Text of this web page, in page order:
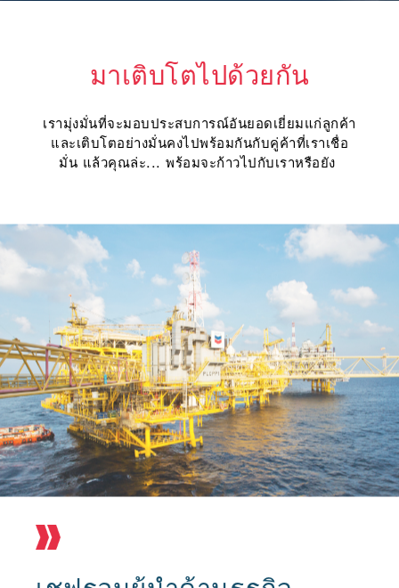
มาเติบโตไปด้วยกัน
เรามุ่งมั่นที่จะมอบประสบการณ์อันยอดเยี่ยมแก่ลูกค้า
และเติบโตอย่างมั่นคงไปพร้อมกันกับคู่ค้าที่เราเชื่อ
มั่น แล้วคุณล่ะ... พร้อมจะก้าวไปกับเราหรือยัง